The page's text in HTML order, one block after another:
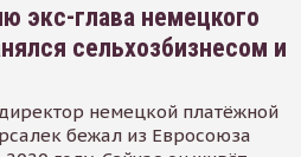
экс-глава немецкого
сельхозбизнесом и
немецкой платёжной
бежал из Евросоюза